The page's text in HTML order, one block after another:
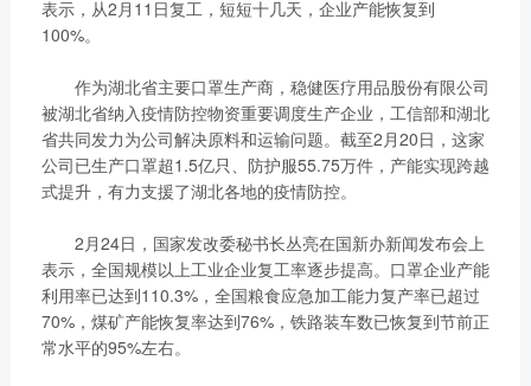
表示，从2月11日复工，短短十几天，企业产能恢复到
100%。
作为湖北省主要口罩生产商，稳健医疗用品股份有限公司
被湖北省纳入疫情防控物资重要调度生产企业，工信部和湖北
省共同发力为公司解决原料和运输问题。截至2月20日，这家
公司已生产口罩超1.5亿只、防护服55.75万件，产能实现跨越
式提升，有力支援了湖北各地的疫情防控。
2月24日，国家发改委秘书长丛亮在国新办新闻发布会上
表示，全国规模以上工业企业复工率逐步提高。口罩企业产能
利用率已达到110.3%，全国粮食应急加工能力复产率已超过
70%，煤矿产能恢复率达到76%，铁路装车数已恢复到节前正
常水平的95%左右。